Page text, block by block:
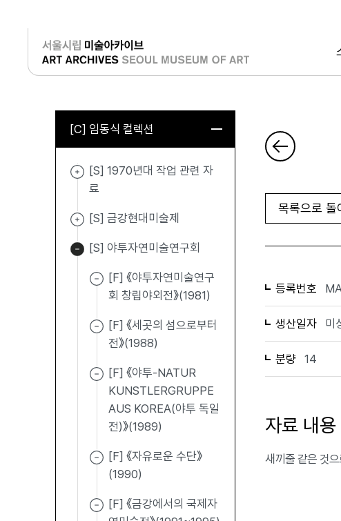
로그인
[C] 임동식 컬렉션
[S] 1970년대 작업 관련 자
료
[S] 금강현대미술제
[S] 야투자연미술연구회
[F] 《야투자연미술연구
회 창립야외전》(1981)
[F] 《세곳의 섬으로부터
전》(1988)
[F] 《야투-NATUR
KUNSTLERGRUPPE
AUS KOREA(야투 독일
전)》(1989)
[F] 《자유로운 수단》
(1990)
[F] 《금강에서의 국제자
목록으로 돌
등록번호
생산일자 미
분량 14
자료 내용
새끼줄 같은 것